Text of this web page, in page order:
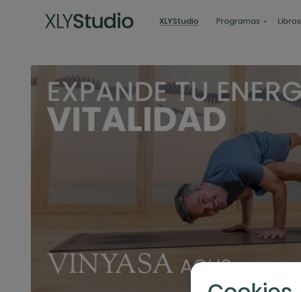
XLYStudio Programas Libros